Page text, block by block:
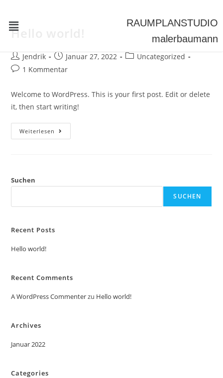
RAUMPLANSTUDIO
malerbaumann
Hello world!
Jendrik Januar 27, 2022
Uncategorized
1 Kommentar
Welcome to WordPress. This is your first post. Edit or delete
it, then start writing!
Weiterlesen
Suchen
SUCHEN
Recent Posts
Hello world!
Recent Comments
A WordPress Commenterzu Hello world!
Archives
Januar 2022
Categories